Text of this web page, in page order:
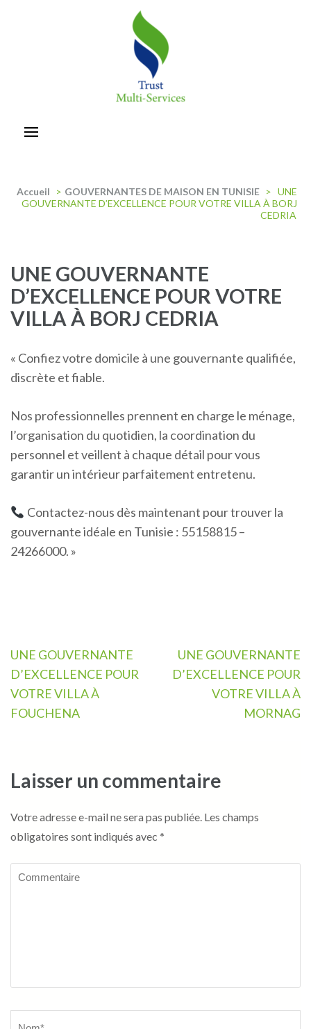
Accueil > GOUVERNANTES DE MAISON EN TUNISIE > UNE
GOUVERNANTE D’EXCELLENCE POUR VOTRE VILLA À BORJ
CEDRIA
UNE GOUVERNANTE
D’EXCELLENCE POUR VOTRE
VILLA À BORJ CEDRIA
« Confiez votre domicile à une gouvernante qualifiée,
discrète et fiable.
Nos professionnelles prennent en charge le ménage,
l’organisation du quotidien, la coordination du
personnel et veillent à chaque détail pour vous
garantir un intérieur parfaitement entretenu.
Contactez-nous dès maintenant pour trouver la
gouvernante idéale en Tunisie : 55158815 –
24266000. »
Navigation
de
l’article
UNE GOUVERNANTE
D’EXCELLENCE POUR
VOTRE VILLA À
FOUCHENA
UNE GOUVERNANTE
D’EXCELLENCE POUR
VOTRE VILLA À
MORNAG
Laisser un commentaire
Votre adresse e-mail ne sera pas publiée. Les champs
obligatoires sont indiqués avec *
Commentaire